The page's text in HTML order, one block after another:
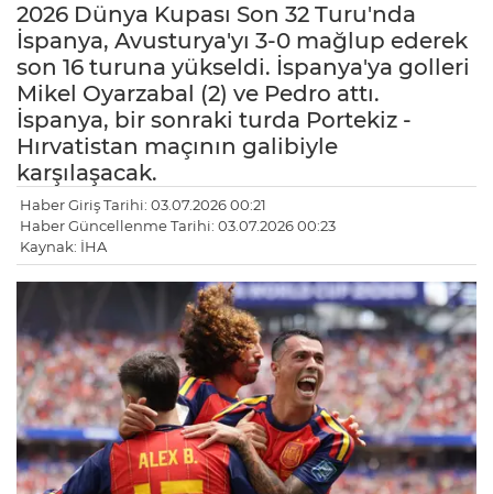
2026 Dünya Kupası Son 32 Turu'nda
İspanya, Avusturya'yı 3-0 mağlup ederek
son 16 turuna yükseldi. İspanya'ya golleri
Mikel Oyarzabal (2) ve Pedro attı.
İspanya, bir sonraki turda Portekiz -
Hırvatistan maçının galibiyle
karşılaşacak.
Haber Giriş Tarihi: 03.07.2026 00:21
Haber Güncellenme Tarihi: 03.07.2026 00:23
Kaynak: İHA